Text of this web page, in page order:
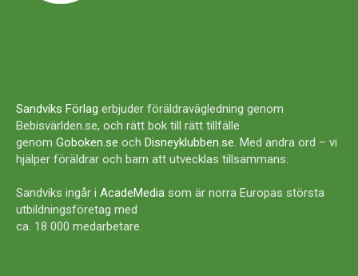
Sandviks Förlag erbjuder föräldravägledning genom
Bebisvärlden.se, och rätt bok till rätt tillfälle
genom Goboken.se och Disneyklubben.se. Med andra ord – vi
hjälper föräldrar och barn att utvecklas tillsammans.
Sandviks ingår i AcadeMedia som är norra Europas största
utbildningsföretag med
ca. 18 000 medarbetare.